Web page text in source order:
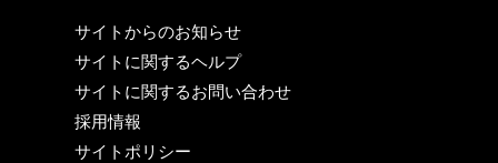
サイトからのお知らせ
サイトに関するヘルプ
サイトに関するお問い合わせ
採用情報
サイトポリシー